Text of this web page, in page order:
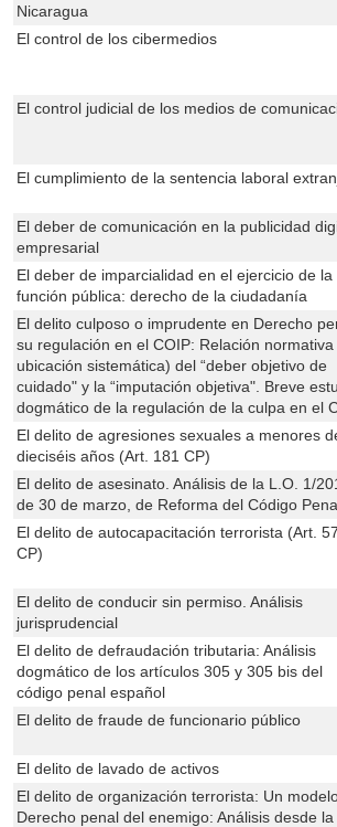
Nicaragua
El control de los cibermedios
El control judicial de los medios de
El cumplimiento de la sentencia laboral
El deber de comunicación en la publicidad
empresarial
El deber de imparcialidad en el ejercicio de la
función pública: derecho de la ciudadanía
El delito culposo o imprudente en Derecho
su regulación en el COIP: Relación normativa
ubicación sistemática) del “deber objetivo de
cuidado" y la “imputación objetiva". Breve
dogmático de la regulación de la culpa en el
El delito de agresiones sexuales a menores
dieciséis años (Art. 181 CP)
El delito de asesinato. Análisis de la L.O. 1/
de 30 de marzo, de Reforma del Código
El delito de autocapacitación terrorista (Art.
CP)
El delito de conducir sin permiso. Análisis
jurisprudencial
El delito de defraudación tributaria: Análisis
dogmático de los artículos 305 y 305 bis del
código penal español
El delito de fraude de funcionario público
El delito de lavado de activos
El delito de organización terrorista: Un
Derecho penal del enemigo: Análisis desde la